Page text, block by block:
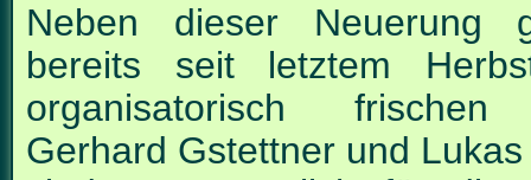
Neben dieser Neuerung
bereits seit letztem
organisatorisch
Gerhard Gstettner und